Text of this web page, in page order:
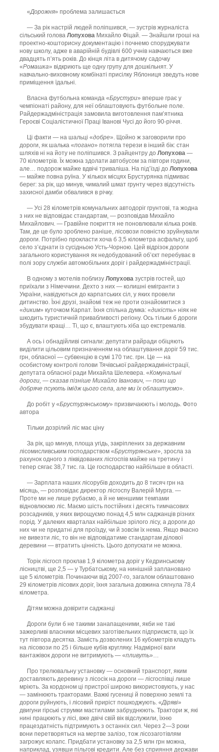
«Дорожня» проблема залишається
— За рік настрій людей поліпшився, — зустрів журналіста
сільський голова Лопухова Михайло Фіцай. — Знайшли гроші на
проектно-кошторисну документацію і почнемо споруджувати
нову школу, адже в аварійній будівлі 600 учнів навчаються вже
двадцять п’ять років. До кінця літа в дитячому садочку
«Ромашка» відкриють ще одну групу для дошкільнят. У
навчально-виховному комбінаті присілку Яблониця зведуть нове
приміщення їдальні.
Власна футбольна команда «Брустури» вперше грає у
чемпіонаті району, для неї облаштовують футбольне поле.
Райдержадміністрація замовила виготовлення пам’ятника
Героєві Соціалістичної Праці Іванові Чусі до його 90-річчя.
Ці факти — на шальці «добре». Щойно ж заговорили про
дороги, як шалька «погано» потягла терези в інший бік: стан
шляхів ні на йоту не поліпшився. З райцентру до Лопухова —
70 кілометрів. Їх можна здолати автобусом за півтори години,
але… подорож майже вдвічі триваліша. На під’їзді до Лопухова
— майже повна руїна. У кількох місцях Брустурянка підмиває
берег: за рік, що минув, чималий шмат грунту через відсутність
захисної дамби обвалився в річку.
— Усі 28 кілометрів комунальних автодоріг грунтові, та жодна
з них не відповідає стандартам, — розповідав Михайло
Михайлович. — Гравійне покриття не поновлювали кілька років.
Там, де це було зроблено раніше, лісовози повністю зруйнували
дороги. Потрібно прокласти хоча б 3,5 кілометра асфальту, щоб
село з’єднати із сусідньою Усть-Чорною. Цей відрізок дороги
загального користування як недобудований об’єкт перебуває в
полі зору служби автомобільних доріг і райдержадміністрації.
В одному з мотелів поблизу Лопухова зустрів гостей, що
приїхали з Німеччини. Дехто з них — колишні емігранти з
України, навідуються до карпатських сіл, у яких провели
дитинство. Їхні друзі, знайомі теж не проти ознайомитися з
«диким» куточком Карпат. Їхня спільна думка: «дикість» ніяк не
шкодить туристичній привабливості регіону. Ось тільки б дороги
збудувати кращі… Ті, що є, влаштують хіба що екстремалів.
А ось і обнадійливі сигнали: депутати райради обіцяють
виділити цільовим призначенням на облаштування доріг 59 тис.
грн, обласної — субвенцію в сумі 170 тис. грн. Це — на
особистому контролі голови Тячівської райдержадміністрації,
депутата обласної ради Михайла Шелевера. «Комунальні
дороги, — сказав пізніше Михайло Іванович, — поки що
добряче псують імідж цього села, але ми їх облаштуємо».
До робіт у «Брустурянському» призвичаюють і молодь. Фото
автора
Тільки дозрілий ліс має ціну
За рік, що минув, площа угідь, закріплених за державним
лісомисливським господарством «Брустурянське», зросла за
рахунок одного з ліквідованих лісгоспів майже на третину і
тепер сягає 38,7 тис. га. Це господарство найбільше в області.
— Зарплата наших лісорубів доходить до 8 тисяч грн на
місяць, — розповідає директор лісгоспу Валерій Мурга. —
Проте ми не лише рубаємо, а й не меншими темпами
відновлюємо ліс. Маємо шість постійних і десять тимчасових
розсадників, у яких вирощуємо понад 4,5 млн саджанців різних
порід. У далеких кварталах найбільше зрілого лісу, а дороги до
них чи не придатні для проїзду, чи й зовсім їх нема. Якщо вчасно
не вивезти ліс, то він не відповідатиме стандартам ділової
деревини — втратить цінність. Цього допускати не можна.
Торік лісгосп проклав 1,9 кілометра доріг у Кедринському
лісництві, ще 2,5 — у Турбатському, на нинішній заплановано
ще 5 кілометрів. Починаючи від 2007-го, загалом облаштовано
29 кілометрів лісових доріг, їхня загальна довжина сягнула 78,4
кілометра.
Дітям можна довірити саджанці
Дороги були б не такими занапащеними, якби не такі
зажерливі власники місцевих заготівельних підприємств, що їх
тут півтора десятка. Замість дозволених 16 кубометрів кладуть
на лісовози по 25 і більше кубів кругляку. Надмірної ваги
вантажівок дороги не витримують — «пливуть»…
Про трелювальну установку — основний транспорт, яким
доставляють деревину з лісосік на дороги — лісгоспівці лише
мріють. За кордоном ці пристрої широко використовують, у нас
— замінюють тракторами. Важкі гусениці й поверхню землі та
дороги руйнують, і лісовий приріст пошкоджують. «Діряві»
двигуни гірські струмки мастилами забруднюють. Трактори ж, які
нині працюють у лісі, вже двічі свій вік відслужили, їхню
працездатність підтримують з останніх сил. Через 2—3 роки
вони перетворяться на мертве залізо, тож лісозаготівлям
загрожує колапс. Придбати установку за 2,5 млн грн можна,
наприклад, узявши пільгові кредити. Але без сприяння держави